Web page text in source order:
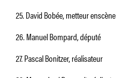
25. David Bobée, metteur enscène
26. Manuel Bompard, député
27. Pascal Bonitzer, réalisateur